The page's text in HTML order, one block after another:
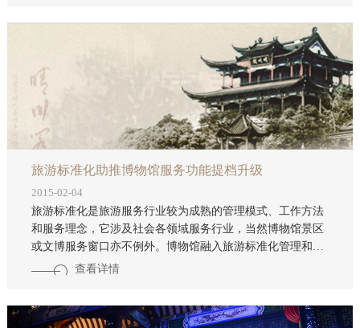
国有单位128家。据初步统计，文物收藏总数达1165910件/
旅游标准化助推博物馆服务功能提档升级
2015-02-04
旅游标准化是旅游服务行业较为成熟的管理模式、工作方法
和服务理念，它涉及社会各领域服务行业，当然博物馆景区
或文博服务窗口亦不例外。博物馆融入旅游标准化管理和服
务模式一体化，可以使博物馆的社会服务功能得到有效提升
与博物馆的公益性关系显而易见，二者具有包容性。何谓标
查看详情